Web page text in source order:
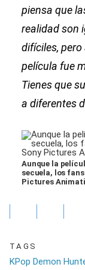
piensa que
realidad son
difíciles,
película fue
Tienes que
a diferentes
Aunque la
secuela, los
Pictures
TAGS
KPop Demon